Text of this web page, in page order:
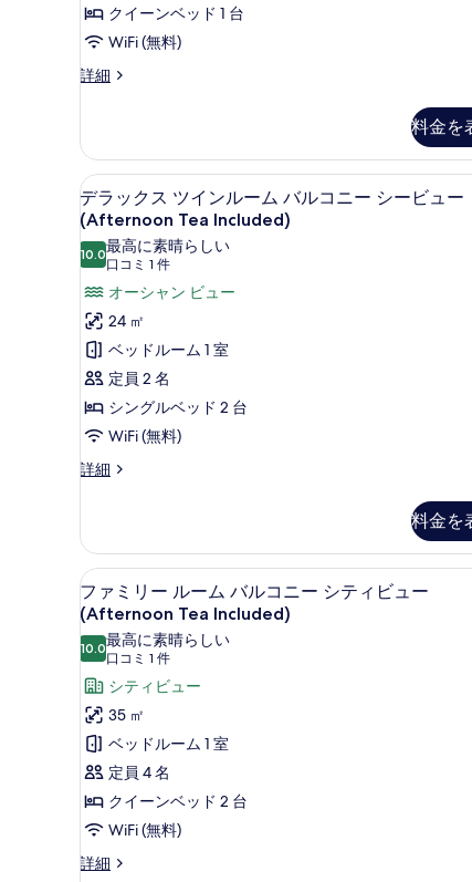
み
条
件
す
べ
て
写
真
を
表
示
す
る
クイーンベッド 1 台
WiFi (無料)
詳細
Superior
view
(Afternoon
Tea
Included)
の
詳
細
料金を
デ
ラ
ッ
ク
ス
ツ
イ
ン
ル
ー
ム
コ
ニ
ー
シ
ー
ビ
ュ
ー
(Afternoon
Tea
Included)
の
高級寝具、ピロートップ
5
デラックス ツインルーム バルコニー シービュー
(Afternoon Tea Included)
10.010 点中 10.0
最高に素晴らしい
口コミ 1 件
(口
コ
ミ
件)
オーシャン ビュー
24 ㎡
ベッドルーム 1 室
定員 2 名
シングルベッド 2 台
WiFi (無料)
詳細
デ
ス
ツ
イ
ン
ル
ー
ム
バ
ル
コ
ニ
ー
ー
ビ
ー
料金を
フ
ァ
ミ
リ
ー
ル
ー
ム
バ
ル
コ
ファミリー ルーム バル
5
ファミリー ルーム バルコニー シティビュー
(Afternoon Tea Included)
10.010 点中 10.0
最高に素晴らしい
口コミ 1 件
(口
コ
ミ
件)
シティビュー
35 ㎡
ベッドルーム 1 室
定員 4 名
クイーンベッド 2 台
WiFi (無料)
詳細
フ